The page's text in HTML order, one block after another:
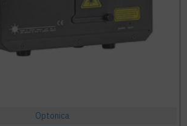
Optonica